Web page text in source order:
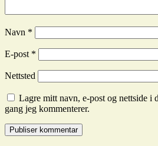
Navn *
E-post *
Nettsted
Lagre mitt navn, e-post og nettside i
gang jeg kommenterer.